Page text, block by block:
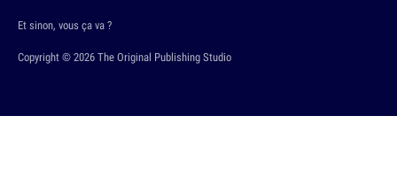
Copyright © 2026 The Original Publishing Studio
Et sinon, vous ça va ?